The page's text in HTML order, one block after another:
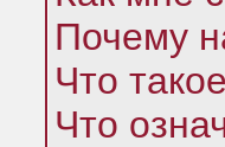
Почему
Что
Что